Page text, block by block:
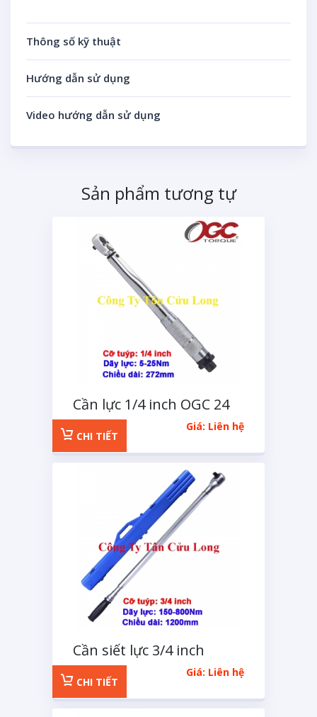
Thông số kỹ thuật
Hướng dẫn sử dụng
Video hướng dẫn sử dụng
Sản phẩm tương tự
Cần lực 1/4 inch OGC 24
răng 5-25Nm
Giá: Liên hệ
CHI TIẾT
Cần siết lực 3/4 inch
Kingtony 150-800NmGiá: Liên hệ
CHI TIẾT